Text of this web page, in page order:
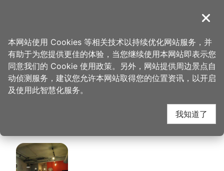
導覽
首页 > 想去的地方 > 美食、购物 > 张丰盛商行(中坜店)
张丰盛商行(中坜店) 周
边店家
关闭
本网站使用 Cookies 等相关技术以持续优化网站服务，并
有助于为您提供更佳的体验，当您继续使用本网站即表示您
同意我们的 Cookie 使用政策。另外，网站提供周边景点自
动侦测服务，建议您允许本网站取得您的位置资讯，以开启
及使用此智慧化服务。
我知道了